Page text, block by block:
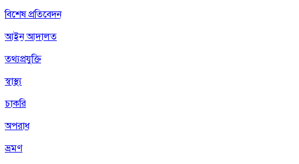
বিশেষ প্রতিবেদন
আইন আদালত
তথ্যপ্রযুক্তি
স্বাস্থ্য
চাকরি
অপরাধ
ভ্রমণ